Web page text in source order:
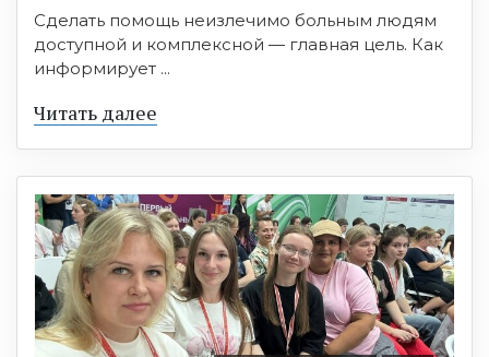
Сделать помощь неизлечимо больным людям
доступной и комплексной — главная цель. Как
информирует ...
Читать далее